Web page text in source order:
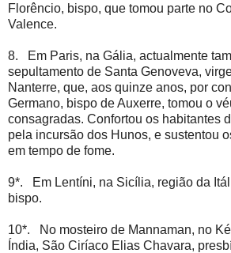
Florêncio, bispo, que tomou parte no
Valence.
8. Em Paris, na Gália, actualmente
sepultamento de Santa Genoveva,
Nanterre, que, aos quinze anos, por
Germano, bispo de Auxerre, tomou o
consagradas. Confortou os habitantes
pela incursão dos Hunos, e sustentou
em tempo de fome.
9*. Em Lentíni, na Sicília, região da
bispo.
10*. No mosteiro de Mannaman, no
Índia, São Ciríaco Elias Chavara,